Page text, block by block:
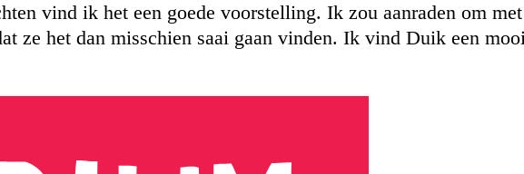
vind ik het een goede voorstelling. Ik zou aanraden om met
ze het dan misschien saai gaan vinden. Ik vind Duik een